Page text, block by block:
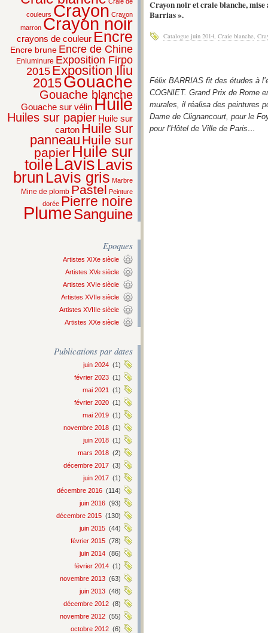
couleurs Crayon Crayon
marron Crayon noir
crayons de couleur Encre
Encre brune Encre de Chine
Enluminure Exposition Firpo
2015 Exposition Iliu
2015Gouache
Gouache blanche
Gouache sur vélinHuile
Huiles sur papier Huile sur
carton Huile sur
panneau Huile sur
papier Huile sur
toileLavis Lavis
brun Lavis gris Marbre
Mine de plomb Pastel Peinture
dorée Pierre noire
PlumeSanguine
Epoques
Artistes XIXe siècle
Artistes XVe siècle
Artistes XVIe siècle
Artistes XVIIe siècle
Artistes XVIIIe siècle
Artistes XXe siècle
Publications par dates
juin 2024 (1)
février 2023 (1)
mai 2021
(1)
février 2020 (1)
mai 2019 (1)
novembre 2018 (1)
juin 2018 (1)
mars 2018 (2)
décembre 2017 (3)
juin 2017 (1)
décembre 2016 (114)
juin 2016 (93)
décembre 2015 (130)
juin 2015 (44)
février 2015 (78)
juin 2014 (86)
février 2014 (1)
novembre 2013 (63)
juin 2013 (48)
décembre 2012 (8)
novembre 2012 (55)
octobre 2012 (6)
Crayon noir et craie blanche,
Barrias ».
Catalogue juin 2014 Craie blanche
Félix BARRIAS fit des études à
COGNIET. Grand Prix de Rome
murales, il réalisa des peintures
Dame de Clignancourt, pour le
pour l’Hôtel de Ville de Paris…